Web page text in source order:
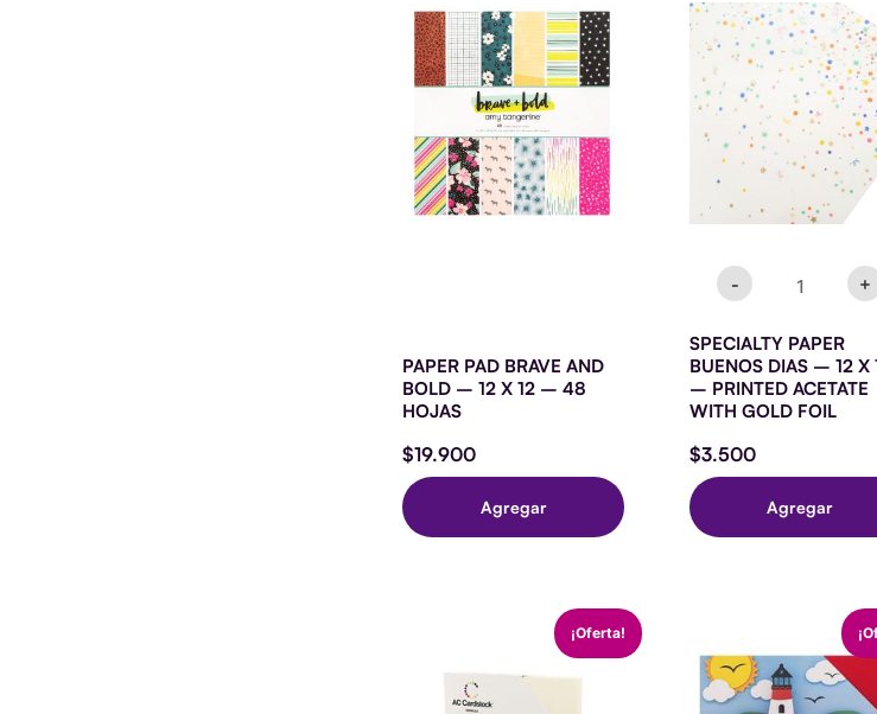
PAPER PAD BRAVE AND
BOLD – 12 X 12 – 48
HOJAS
$19.900
Agregar
-
PAPER
BUENOS
DIAS
-
12
X
12
-
PRINTED
ACETATE
FOIL
cantidad
+
SPECIALTY PAPER
BUENOS DIAS – 12 X
– PRINTED ACETATE
WITH GOLD FOIL
$3.500
Agregar
¡Oferta!
CARDSTOCK
12
TEXTURADO
original
El
precio
CARDSTOCK
12
X
12
original
era:
El
es: